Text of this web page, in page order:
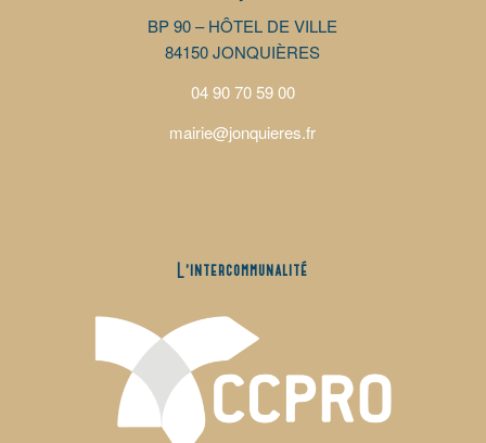
BP 90 – HÔTEL DE VILLE
84150 JONQUIÈRES
04 90 70 59 00
mairie@jonquieres.fr
L’intercommunalité